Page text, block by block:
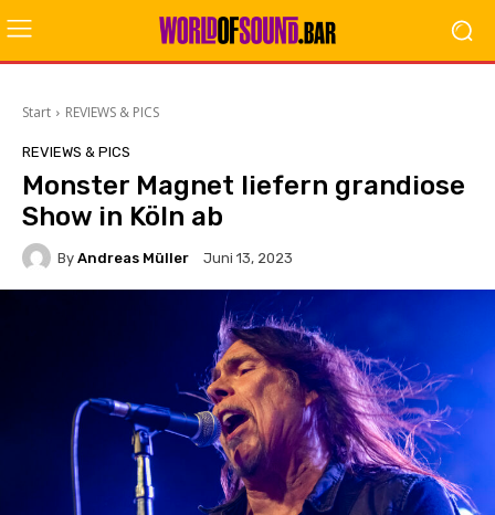
Start REVIEWS & PICS
REVIEWS & PICS
Monster Magnet liefern grandiose
Show in Köln ab
By Andreas Müller Juni 13, 2023